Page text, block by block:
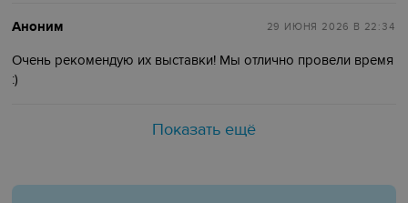
Аноним 29 ИЮНЯ 2026 В 22:34
Очень рекомендую их выставки! Мы отлично провели время
:)
Показать ещё